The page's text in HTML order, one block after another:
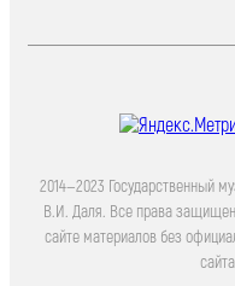
2014—2023 Государственный
В.И. Даля. Все права
сайте материалов без